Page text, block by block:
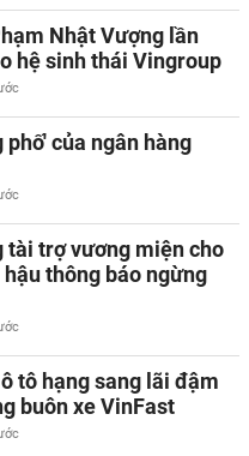
Nhật Vượng lần
hệ sinh thái Vingroup
phố' của ngân hàng
tài trợ vương miện cho
thông báo ngừng
tô hạng sang lãi đậm
buôn xe VinFast